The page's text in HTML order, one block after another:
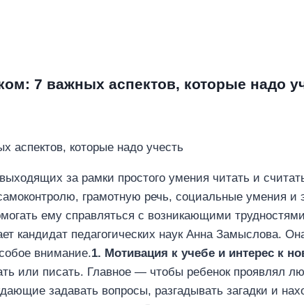
7 важных аспектов, которые надо
за рамки простого умения читать и
грамотную речь, социальные умения
ему справляться с возникающими
кандидат педагогических наук Анна Замыслова.
внимание.1. Мотивация к учебе и интерес к
или писать. Главное — чтобы ребенок проявлял
задавать вопросы, разгадывать загадки и